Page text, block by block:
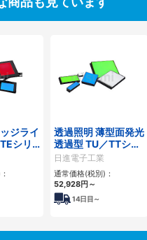
ジライ
シリ
透過照明 薄型面発光
透過型 TU／TTシリ
ーズ
日進電子工業
通常価格(税別)：
52,928円 ～
14日目～